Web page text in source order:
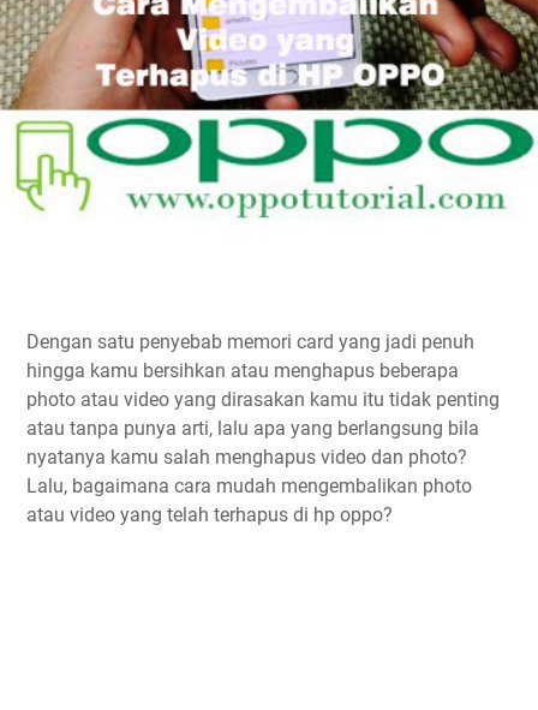
Dengan satu penyebab memori card yang jadi penuh
hingga kamu bersihkan atau menghapus beberapa
photo atau video yang dirasakan kamu itu tidak penting
atau tanpa punya arti, lalu apa yang berlangsung bila
nyatanya kamu salah menghapus video dan photo?
Lalu, bagaimana cara mudah mengembalikan photo
atau video yang telah terhapus di hp oppo?